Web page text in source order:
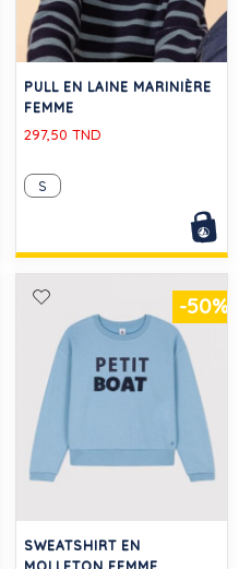
PULL EN LAINE MARINIÈRE
FEMME
297,50 TND
S
-50%
SWEATSHIRT EN